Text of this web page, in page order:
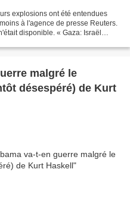
explosions ont été entendues
à l'agence de presse Reuters.
disponible. « Gaza: Israël
malgré le
désespéré) de Kurt